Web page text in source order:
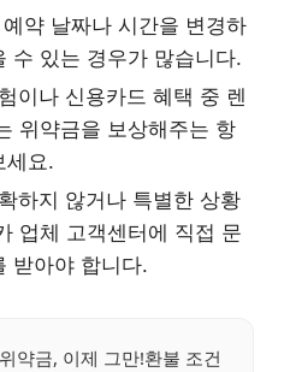
약 날짜나 시간을 변경하
수 있는 경우가 많습니다.
이나 신용카드 혜택 중 렌
위약금을 보상해주는 항
세요.
하지 않거나 특별한 상황
업체 고객센터에 직접 문
받아야 합니다.
약금, 이제 그만!환불 조건